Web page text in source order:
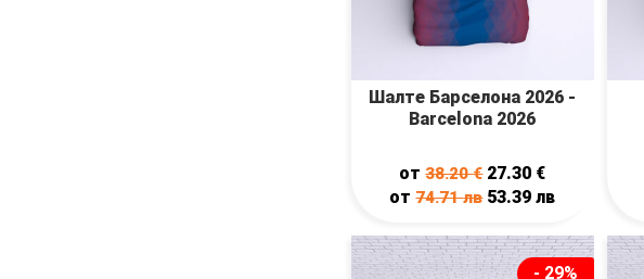
Шалте Барселона 2026 -
Barcelona 2026
от38.20€ 27.30 €
от74.71лв 53.39лв
- 29%